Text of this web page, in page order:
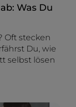
Was Du
Oft stecken
Du, wie
selbst lösen